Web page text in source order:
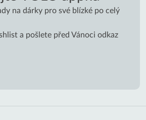
na dárky pro své blízké po celý
a pošlete před Vánoci odkaz